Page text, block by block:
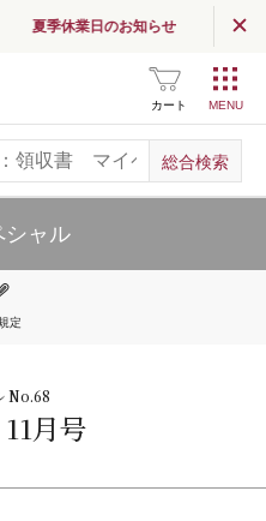
夏季休業日のお知らせ
カート
シャル
定
No.68
月号